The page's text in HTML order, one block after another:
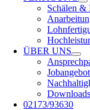
Schälen &
ÜBER UNS
Downloads
02173/93630